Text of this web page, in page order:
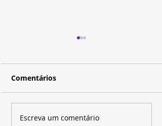
HBO Max aposta em
Comentários
Escreva um comentário